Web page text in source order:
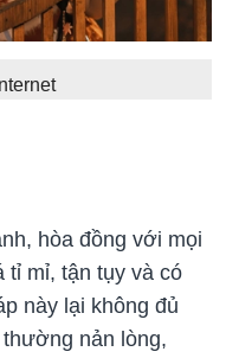
hòa đồng với mọi
tỉ mỉ, tận tụy và có
này lại không đủ
nản lòng,